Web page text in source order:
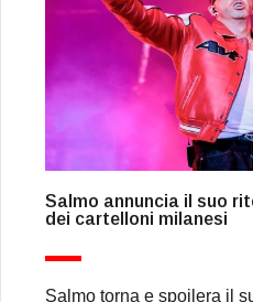
Salmo annuncia il suo
dei cartelloni milanesi
Salmo torna e spoilera il